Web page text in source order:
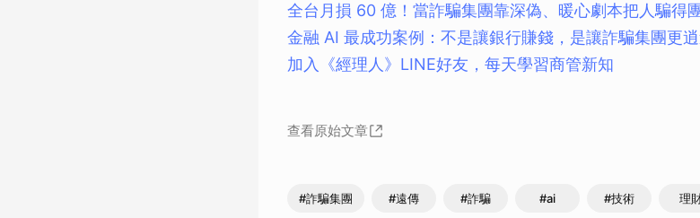
全台月損 60 億！當詐騙集團靠深偽、暖心劇本把人騙得
金融 AI 最成功案例：不是讓銀行賺錢，是讓詐騙集團更逍
加入《經理人》LINE好友，每天學習商管新知
查看原始文章
#詐騙集團 #遠傳 #詐騙 #ai #技術 理